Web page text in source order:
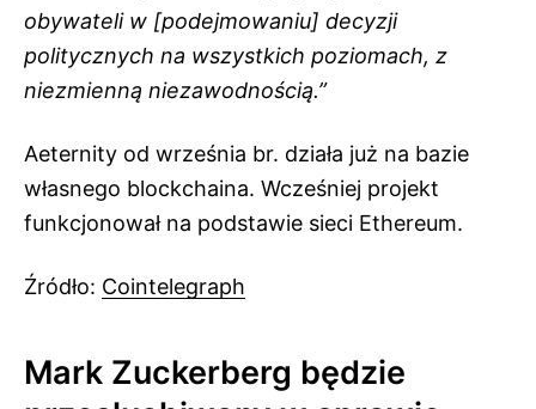
obywateli w [podejmowaniu] decyzji
politycznych na wszystkich poziomach, z
niezmienną niezawodnością.”
Aeternity od września br. działa już na bazie
własnego blockchaina. Wcześniej projekt
funkcjonował na podstawie sieci Ethereum.
Źródło: Cointelegraph
Mark Zuckerberg będzie